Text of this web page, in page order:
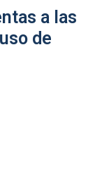
a las
de